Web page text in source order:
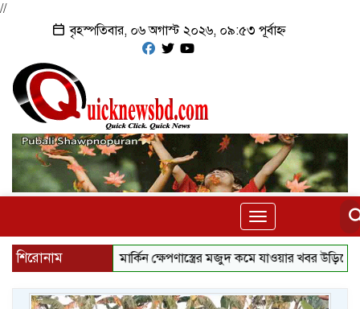
//
বৃহস্পতিবার, ০৬ অগাস্ট ২০২৬, ০৯:৫৩ পূর্বাহ্ন
Toggle
navigation
শিরোনাম মার্কিন ক্ষেপণাস্ত্রের মজুদ কমে যাওয়ার খবর ‍উড়িয়ে দিল